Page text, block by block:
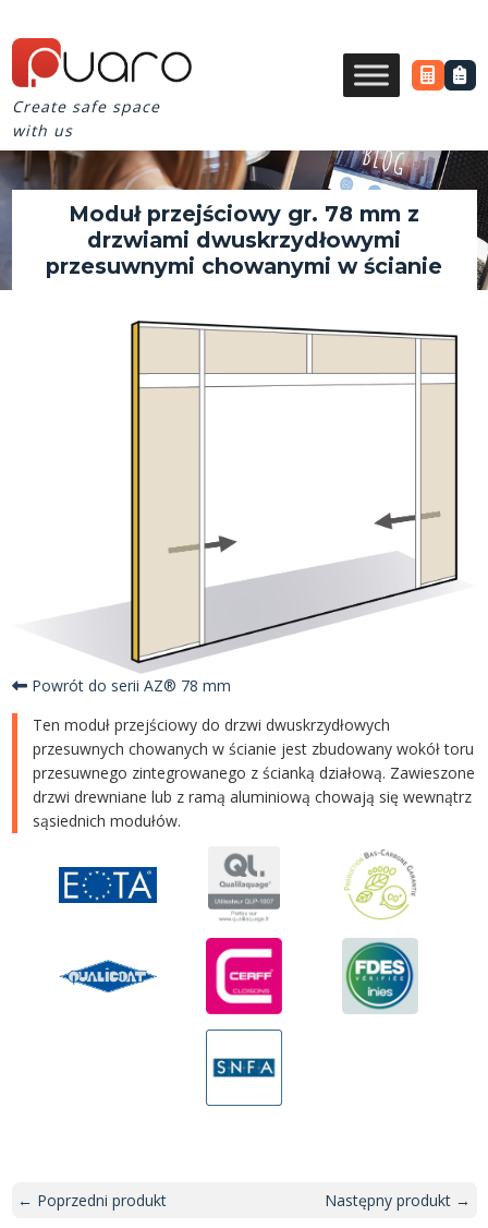
Create safe space
with us
Moduł przejściowy gr. 78 mm z
drzwiami dwuskrzydłowymi
przesuwnymi chowanymi w ścianie
Powrót do serii AZ® 78 mm
Ten moduł przejściowy do drzwi dwuskrzydłowych
przesuwnych chowanych w ścianie jest zbudowany wokół toru
przesuwnego zintegrowanego z ścianką działową. Zawieszone
drzwi drewniane lub z ramą aluminiową chowają się wewnątrz
sąsiednich modułów.
← Poprzedni produkt Następny produkt →